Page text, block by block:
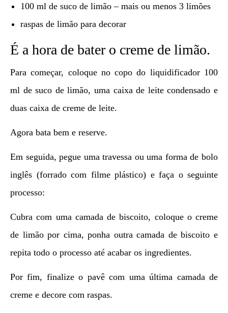
100 ml de suco de limão – mais ou menos 3 limões
raspas de limão para decorar
É a hora de bater o creme de limão.
Para começar, coloque no copo do liquidificador 100
ml de suco de limão, uma caixa de leite condensado e
duas caixa de creme de leite.
Agora bata bem e reserve.
Em seguida, pegue uma travessa ou uma forma de bolo
inglês (forrado com filme plástico) e faça o seguinte
processo:
Cubra com uma camada de biscoito, coloque o creme
de limão por cima, ponha outra camada de biscoito e
repita todo o processo até acabar os ingredientes.
Por fim, finalize o pavê com uma última camada de
creme e decore com raspas.